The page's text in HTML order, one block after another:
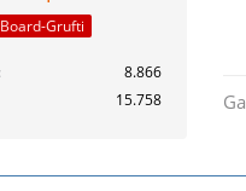
Board-Grufti
8.866
15.758